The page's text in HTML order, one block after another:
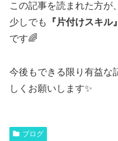
この記事を読まれた方が、
少しでも
『片付けスキル』
です🌈
今後もできる限り有益な
しくお願いします✨
ブログ